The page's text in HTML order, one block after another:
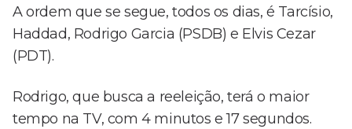
A ordem que se segue, todos os dias, é Tarcísio,
Haddad, Rodrigo Garcia (PSDB) e Elvis Cezar
(PDT).
Rodrigo, que busca a reeleição, terá o maior
tempo na TV, com 4 minutos e 17 segundos.